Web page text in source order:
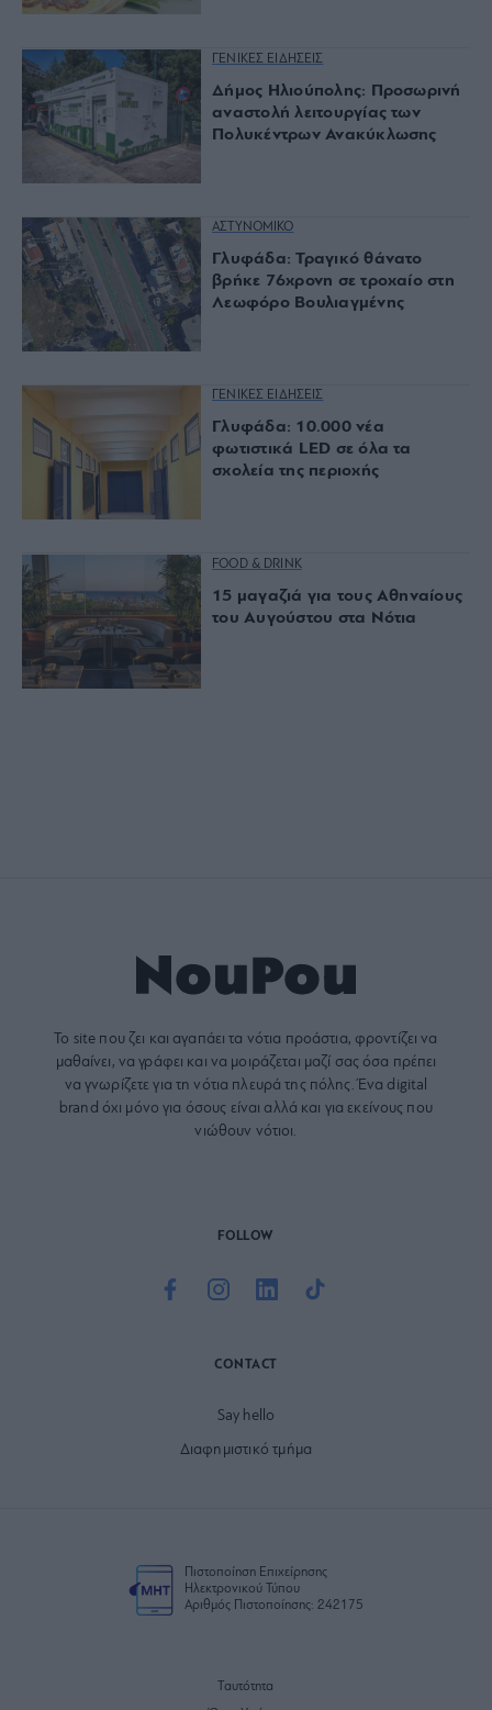
ΓΕΝΙΚΕΣ ΕΙΔΗΣΕΙΣ
Δήμος Ηλιούπολης: Προσωρινή
αναστολή λειτουργίας των
Πολυκέντρων Ανακύκλωσης
ΑΣΤΥΝΟΜΙΚΟ
Γλυφάδα: Τραγικό θάνατο
βρήκε 76χρονη σε τροχαίο στη
Λεωφόρο Βουλιαγμένης
ΓΕΝΙΚΕΣ ΕΙΔΗΣΕΙΣ
Γλυφάδα: 10.000 νέα
φωτιστικά LED σε όλα τα
σχολεία της περιοχής
FOOD & DRINK
15 μαγαζιά για τους Αθηναίους
του Αυγούστου στα Νότια
Το site που ζει και αγαπάει τα νότια προάστια, φροντίζει να
μαθαίνει, να γράφει και να μοιράζεται μαζί σας όσα πρέπει
να γνωρίζετε για τη νότια πλευρά της πόλης. Ένα digital
brand όχι μόνο για όσους είναι αλλά και για εκείνους που
νιώθουν νότιοι.
FOLLOW
CONTACT
Say hello
Διαφημιστικό τμήμα
Πιστοποίηση Επιχείρησης
Ηλεκτρονικού Τύπου
Αριθμός Πιστοποίησης: 242175
Ταυτότητα